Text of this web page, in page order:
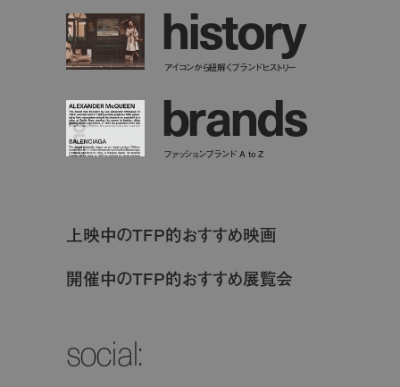
history
アイコンから紐解くブランドヒストリー
brands
ファッションブランド A to Z
上映中のTFP的おすすめ映画
開催中のTFP的おすすめ展覧会
social: